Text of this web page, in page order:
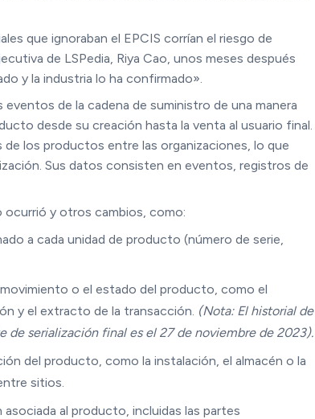
que ignoraban el EPCIS corrían el riesgo de
de LSPedia, Riya Cao, unos meses después
y la industria lo ha confirmado».
de la cadena de suministro de una manera
desde su creación hasta la venta al usuario final.
los productos entre las organizaciones, lo que
Sus datos consisten en eventos, registros de
ocurrió y otros cambios, como:
a cada unidad de producto (número de serie,
o el estado del producto, como el
y el extracto de la transacción. (Nota: El historial de
serialización final es el 27 de noviembre de 2023).
del producto, como la instalación, el almacén o la
sitios.
al producto, incluidas las partes